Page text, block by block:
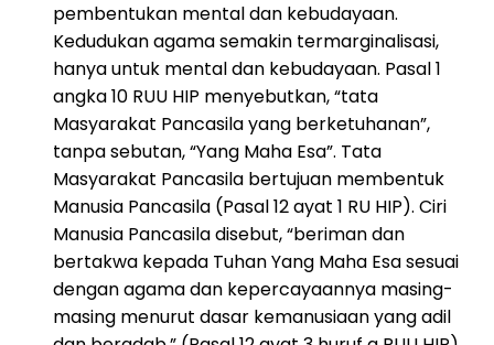
pembentukan mental dan kebudayaan.
Kedudukan agama semakin termarginalisasi,
hanya untuk mental dan kebudayaan. Pasal 1
angka 10 RUU HIP menyebutkan, “tata
Masyarakat Pancasila yang berketuhanan”,
tanpa sebutan, “Yang Maha Esa”. Tata
Masyarakat Pancasila bertujuan membentuk
Manusia Pancasila (Pasal 12 ayat 1 RU HIP). Ciri
Manusia Pancasila disebut, “beriman dan
bertakwa kepada Tuhan Yang Maha Esa sesuai
dengan agama dan kepercayaannya masing-
masing menurut dasar kemanusiaan yang adil